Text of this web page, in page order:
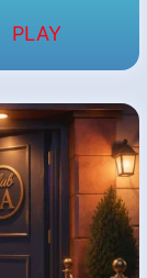
PLAY